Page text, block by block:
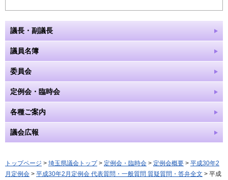
議長・副議長
議員名簿
委員会
定例会・臨時会
各種ご案内
議会広報
トップページ > 埼玉県議会トップ> 定例会・臨時会 > 定例会概要 > 平成30年2
月定例会 > 平成30年2月定例会 代表質問・一般質問 質疑質問・答弁全文 > 平成